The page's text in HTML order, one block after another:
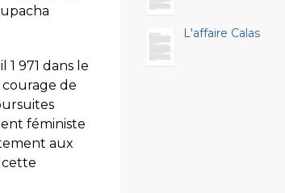
971 dans le
courage de
féministe
aux
cette
L'affaire Calas